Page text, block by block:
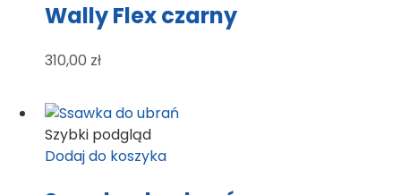
Wally Flex czarny
310,00 zł
Szybki podgląd
Dodaj do koszyka